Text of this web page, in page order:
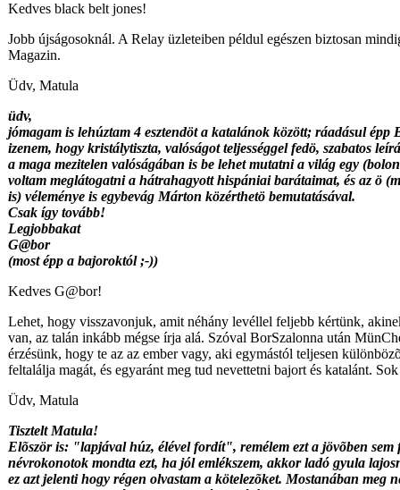
Kedves black belt jones!
Jobb újságosoknál. A Relay üzleteiben példul egészen biztosan
Magazin.
Üdv, Matula
üdv,
jómagam is lehúztam 4 esztendöt a katalánok között; ráadásul
izenem, hogy kristálytiszta, valóságot teljességgel fedö, szabatos
a maga mezitelen valóságában is be lehet mutatni a világ egy
voltam meglátogatni a hátrahagyott hispániai barátaimat, és az ö
is) véleménye is egybevág Márton közérthetö bemutatásával.
Csak így tovább!
Legjobbakat
G@bor
(most épp a bajoroktól ;-))
Kedves G@bor!
Lehet, hogy visszavonjuk, amit néhány levéllel feljebb kértünk,
van, az talán inkább mégse írja alá. Szóval BorSzalonna után
érzésünk, hogy te az az ember vagy, aki egymástól teljesen
feltalálja magát, és egyaránt meg tud nevettetni bajort és katalánt.
Üdv, Matula
Tisztelt Matula!
Elõször is: "lapjával húz, élével fordít", remélem ezt a jövõben sem
névrokonotok mondta ezt, ha jól emlékszem, akkor ladó gyula
ez azt jelenti hogy régen olvastam a kötelezõket. Mostanában meg